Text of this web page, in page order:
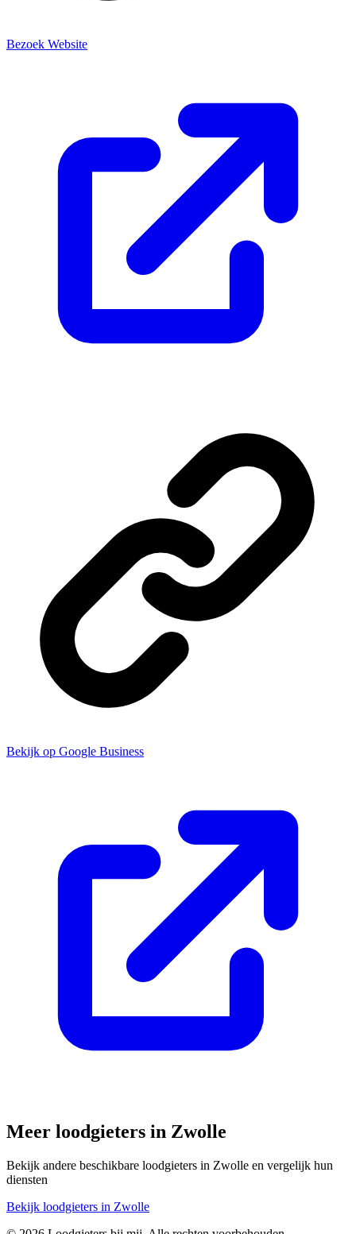
Bezoek Website
Bekijk op Google Business
Meer loodgieters in Zwolle
Bekijk andere beschikbare loodgieters in Zwolle en vergelijk hun
diensten
Bekijk loodgieters in Zwolle